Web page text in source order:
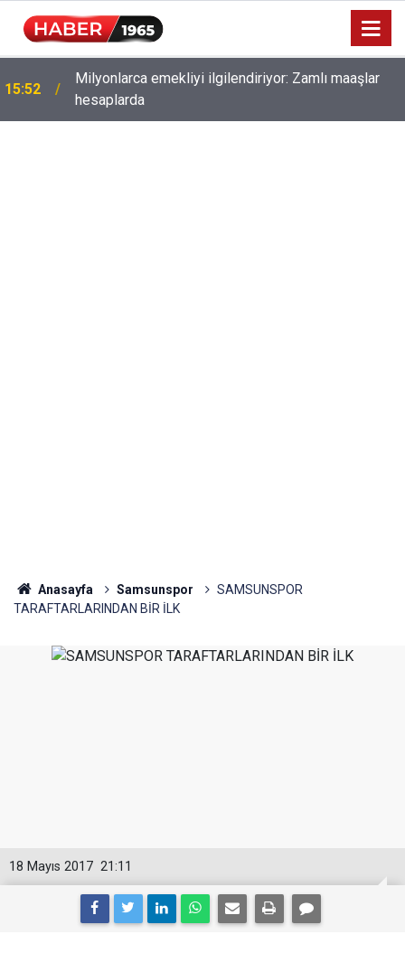
15:52
Milyonlarca emekliyi ilgilendiriyor: Zamlı maaşlar
hesaplarda
Anasayfa Samsunspor
SAMSUNSPOR
TARAFTARLARINDAN BİR İLK
21:11
18 Mayıs 2017